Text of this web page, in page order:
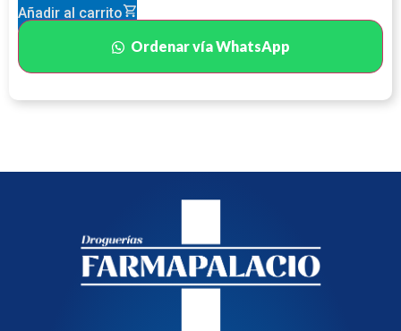
Añadir al carrito
Ordenar vía WhatsApp